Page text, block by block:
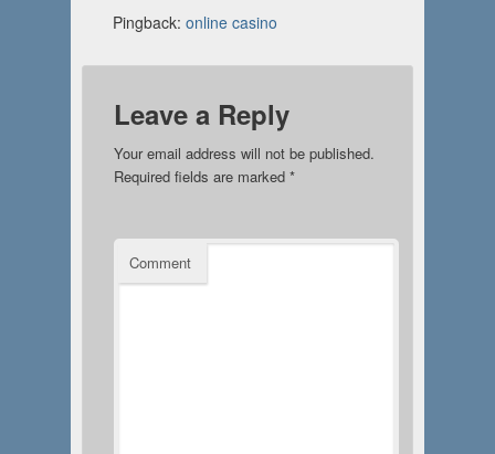
Pingback: online casino
Leave a Reply
Your email address will not be published.
Required fields are marked *
Comment